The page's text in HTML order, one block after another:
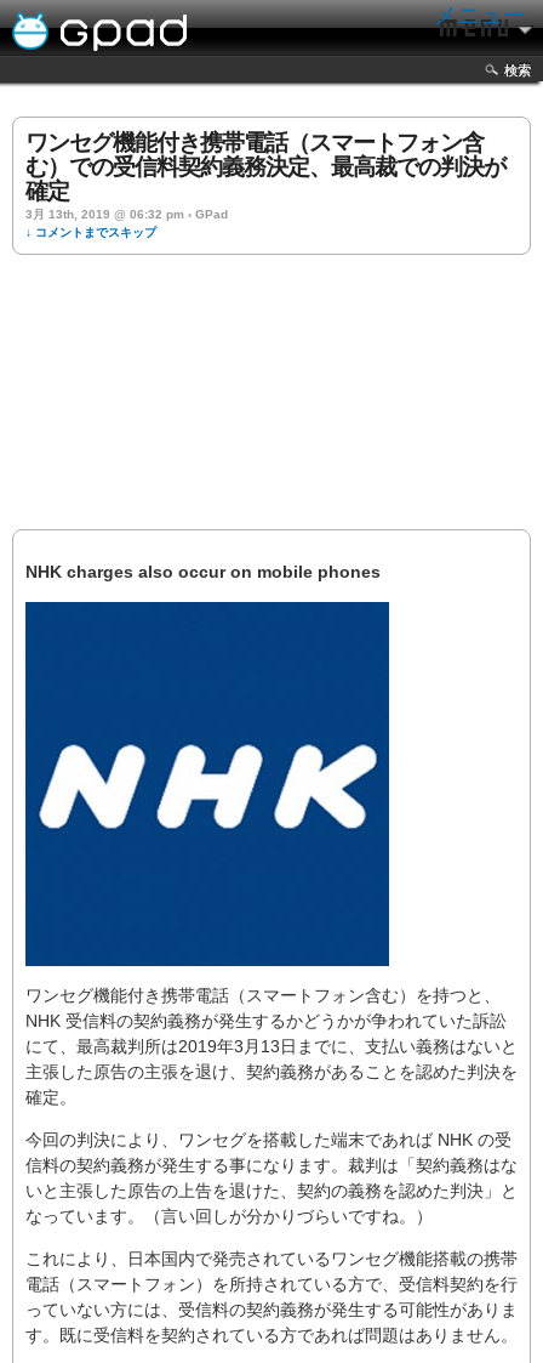
メニュー
検索
ワンセグ機能付き携帯電話（スマートフォン含
む）での受信料契約義務決定、最高裁での判決が
確定
3月 13th, 2019 @ 06:32 pm › GPad
↓ コメントまでスキップ
NHK charges also occur on mobile phones
ワンセグ機能付き携帯電話（スマートフォン含む）を持つと、
NHK 受信料の契約義務が発生するかどうかが争われていた訴訟
にて、最高裁判所は2019年3月13日までに、支払い義務はないと
主張した原告の主張を退け、契約義務があることを認めた判決を
確定。
今回の判決により、ワンセグを搭載した端末であれば NHK の受
信料の契約義務が発生する事になります。裁判は「契約義務はな
いと主張した原告の上告を退けた、契約の義務を認めた判決」と
なっています。（言い回しが分かりづらいですね。）
これにより、日本国内で発売されているワンセグ機能搭載の携帯
電話（スマートフォン）を所持されている方で、受信料契約を行
っていない方には、受信料の契約義務が発生する可能性がありま
す。既に受信料を契約されている方であれば問題はありません。